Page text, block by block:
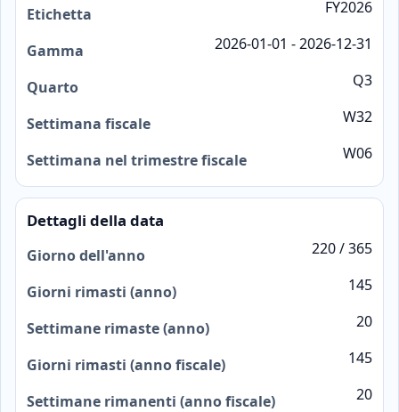
Etichetta FY2026
Gamma 2026-01-01 - 2026-12-31
Quarto Q3
Settimana fiscale W32
Settimana nel trimestre fiscale W06
Dettagli della data
Giorno dell'anno 220 / 365
Giorni rimasti (anno) 145
Settimane rimaste (anno) 20
Giorni rimasti (anno fiscale) 145
Settimane rimanenti (anno fiscale) 20